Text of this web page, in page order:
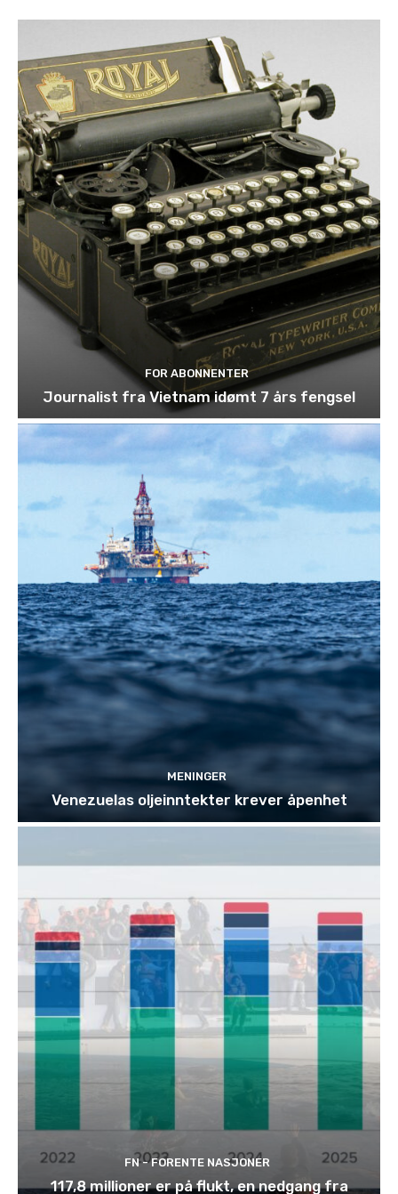
FOR ABONNENTER
Journalist fra Vietnam idømt 7 års fengsel
MENINGER
Venezuelas oljeinntekter krever åpenhet
FN - FORENTE NASJONER
117,8 millioner er på flukt, en nedgang fra